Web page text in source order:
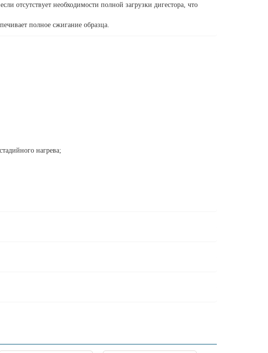
отсутствует необходимости полной загрузки дигестора, что
полное сжигание образца.
нагрева;